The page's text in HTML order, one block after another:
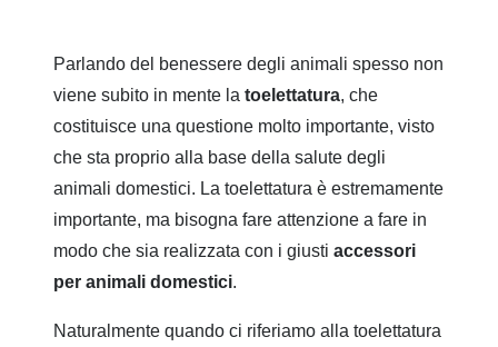
Parlando del benessere degli animali spesso non
viene subito in mente la toelettatura, che
costituisce una questione molto importante, visto
che sta proprio alla base della salute degli
animali domestici. La toelettatura è estremamente
importante, ma bisogna fare attenzione a fare in
modo che sia realizzata con i giusti accessori
per animali domestici.
Naturalmente quando ci riferiamo alla toelettatura